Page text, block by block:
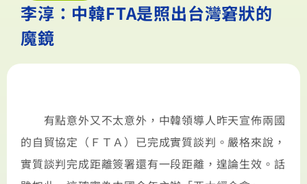
李淳：中韓FTA是照出台灣窘狀的
魔鏡
有點意外又不太意外，中韓領導人昨天宣佈兩國
的自貿協定（ＦＴＡ）已完成實質談判。嚴格來說，
實質談判完成距離簽署還有一段距離，遑論生效。話